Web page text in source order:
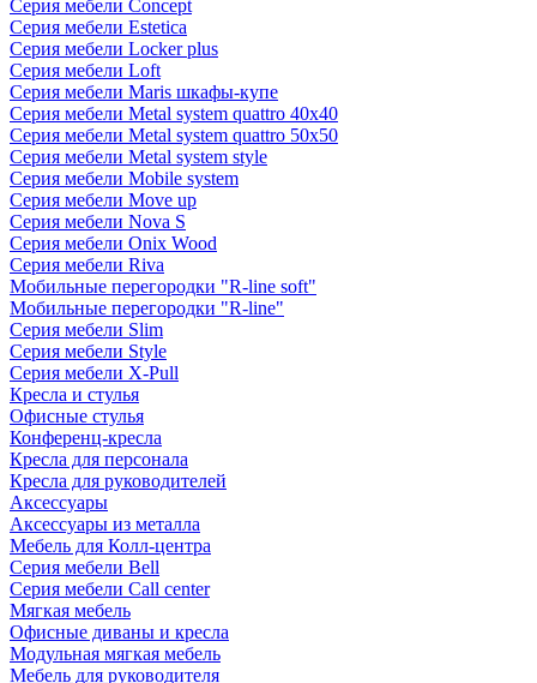
Серия мебели Concept
Серия мебели Estetica
Серия мебели Locker plus
Серия мебели Loft
Серия мебели Maris шкафы-купе
Серия мебели Metal system quattro 40x40
Серия мебели Metal system quattro 50x50
Серия мебели Metal system style
Серия мебели Mobile system
Серия мебели Move up
Серия мебели Nova S
Серия мебели Onix Wood
Серия мебели Riva
Мобильные перегородки "R-line soft"
Мобильные перегородки "R-line"
Серия мебели Slim
Серия мебели Style
Серия мебели X-Pull
Кресла и стулья
Офисные стулья
Конференц-кресла
Кресла для персонала
Кресла для руководителей
Аксессуары
Аксессуары из металла
Мебель для Колл-центра
Серия мебели Bell
Серия мебели Call center
Мягкая мебель
Офисные диваны и кресла
Модульная мягкая мебель
Мебель для руководителя